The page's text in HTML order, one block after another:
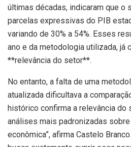
últimas décadas, indicaram que o
parcelas expressivas do PIB
variando de 30% a 54%. Esses
ano e da metodologia utilizada, já
**relevância do setor**.
No entanto, a falta de uma
atualizada dificultava a
histórico confirma a relevância do
análises mais padronizadas
econômica”, afirma Castelo